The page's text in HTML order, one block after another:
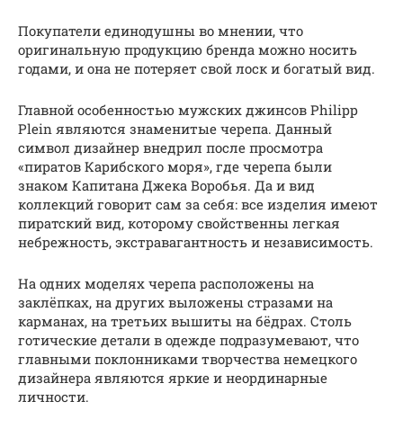
Покупатели единодушны во мнении, что
оригинальную продукцию бренда можно носить
годами, и она не потеряет свой лоск и богатый вид.
Главной особенностью мужских джинсов Philipp
Plein являются знаменитые черепа. Данный
символ дизайнер внедрил после просмотра
«пиратов Карибского моря», где черепа были
знаком Капитана Джека Воробья. Да и вид
коллекций говорит сам за себя: все изделия имеют
пиратский вид, которому свойственны легкая
небрежность, экстравагантность и независимость.
На одних моделях черепа расположены на
заклёпках, на других выложены стразами на
карманах, на третьих вышиты на бёдрах. Столь
готические детали в одежде подразумевают, что
главными поклонниками творчества немецкого
дизайнера являются яркие и неординарные
личности.